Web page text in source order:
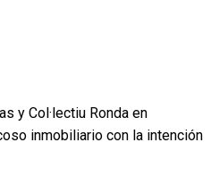
y Col·lectiu Ronda en
inmobiliario con la intención